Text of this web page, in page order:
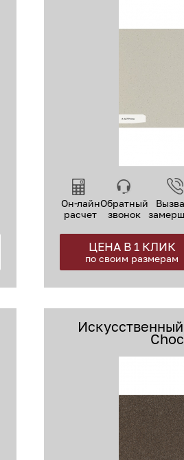
Он-лайн
расчет
Обратный
звонок
ЦЕНА В 1 КЛИК
по своим размерам